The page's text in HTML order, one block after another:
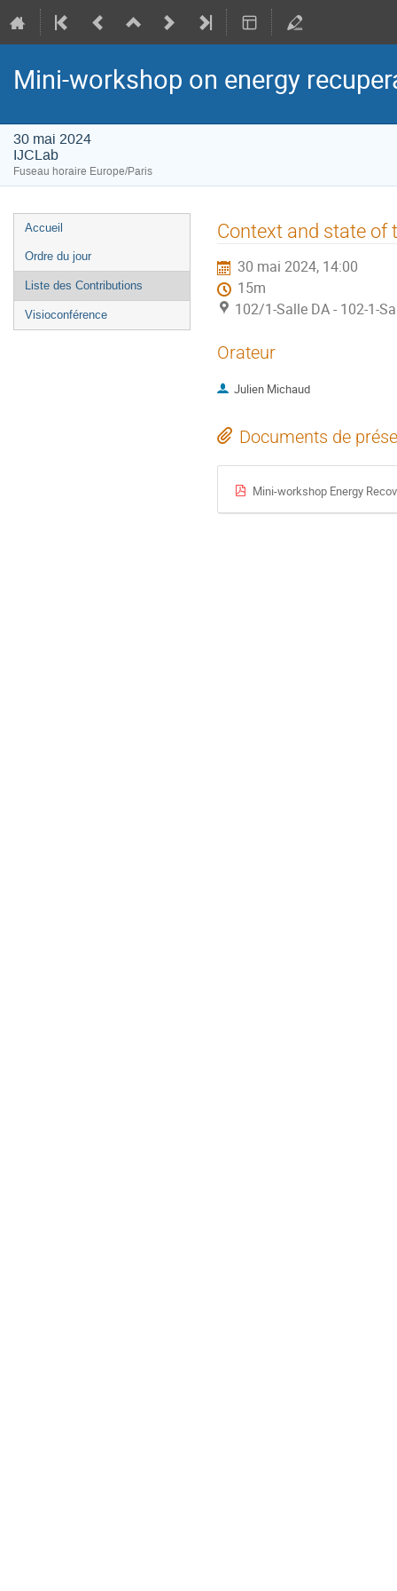
Mini-workshop on energy
30 mai 2024
IJCLab
Fuseau horaire Europe/Paris
Menu
de
l'événement
Accueil
Ordre du jour
Liste des Contributions
Visioconférence
Context and state of
30 mai 2024, 14:00
15m
102/1-Salle DA - 102-1-
Orateur
Julien Michaud
Documents de
Mini-workshop Energy